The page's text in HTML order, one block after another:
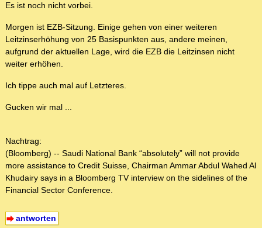
Es ist noch nicht vorbei.
Morgen ist EZB-Sitzung. Einige gehen von einer weiteren
Leitzinserhöhung von 25 Basispunkten aus, andere meinen,
aufgrund der aktuellen Lage, wird die EZB die Leitzinsen nicht
weiter erhöhen.
Ich tippe auch mal auf Letzteres.
Gucken wir mal ...
Nachtrag:
(Bloomberg) -- Saudi National Bank “absolutely” will not provide
more assistance to Credit Suisse, Chairman Ammar Abdul Wahed Al
Khudairy says in a Bloomberg TV interview on the sidelines of the
Financial Sector Conference.
antworten